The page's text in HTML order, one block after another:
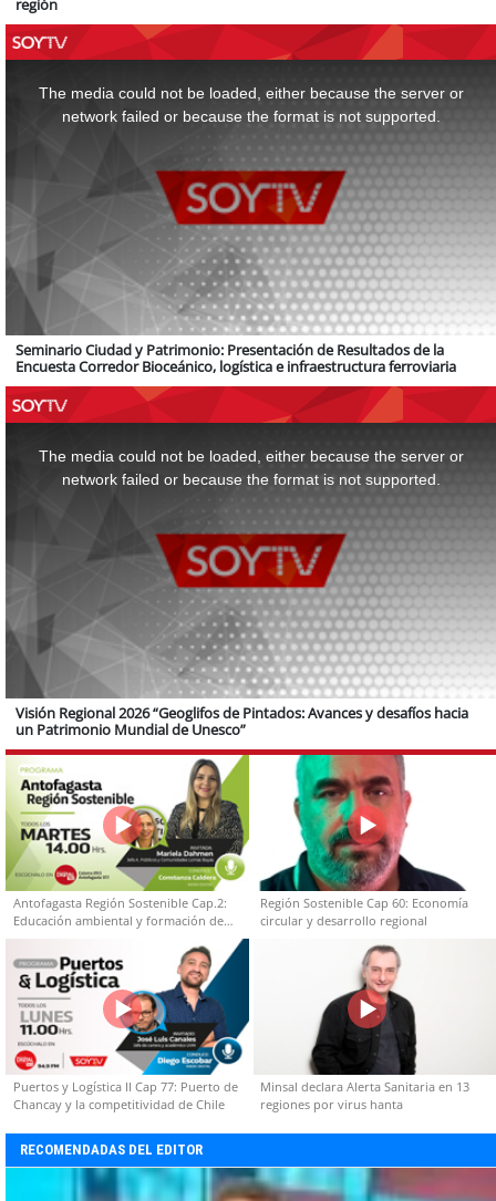
The media could not be loaded, either because the server or
network failed or because the format is not supported.
Seminario Ciudad y Patrimonio: Presentación de Resultados de la
Encuesta Corredor Bioceánico, logística e infraestructura ferroviaria
The media could not be loaded, either because the server or
network failed or because the format is not supported.
Visión Regional 2026 “Geoglifos de Pintados: Avances y desafíos hacia
un Patrimonio Mundial de Unesco”
Antofagasta Región Sostenible Cap.2:
Educación ambiental y formación de
capacidades técnicas
Región Sostenible Cap 60: Economía
circular y desarrollo regional
Puertos y Logística II Cap 77: Puerto de
Chancay y la competitividad de Chile
Minsal declara Alerta Sanitaria en 13
regiones por virus hanta
RECOMENDADAS DEL EDITOR